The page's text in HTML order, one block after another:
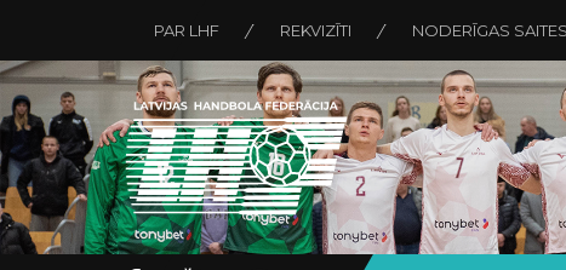
PAR LHF REKVIZĪTI NODERĪGAS SAITES